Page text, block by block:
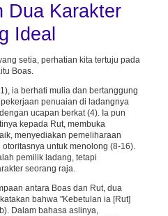
Dua Karakter
Ideal
setia, perhatian kita tertuju pada
Boas.
ia berhati mulia dan bertanggung
penuaian di ladangnya
ucapan berkat (4). Ia pun
kepada Rut, membuka
menyediakan pemeliharaan
untuk menolong (8-16).
pemilik ladang, tetapi
seorang raja.
antara Boas dan Rut, dua
bahwa "Kebetulan ia [Rut]
Dalam bahasa aslinya,